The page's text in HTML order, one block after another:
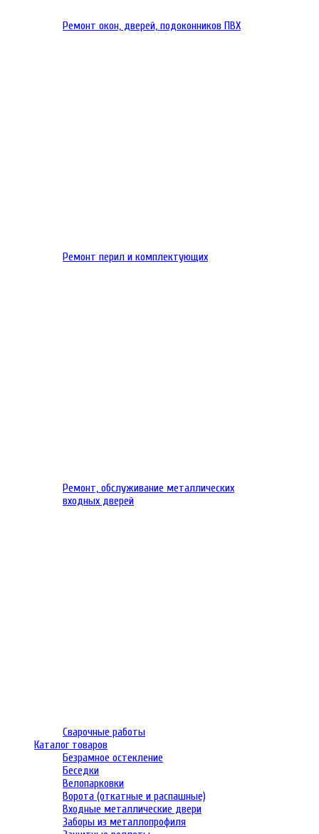
Ремонт окон, дверей, подоконников ПВХ
Ремонт перил и комплектующих
Ремонт, обслуживание металлических
входных дверей
Сварочные работы
Каталог товаров
Безрамное остекление
Беседки
Велопарковки
Ворота (откатные и распашные)
Входные металлические двери
Заборы из металлопрофиля